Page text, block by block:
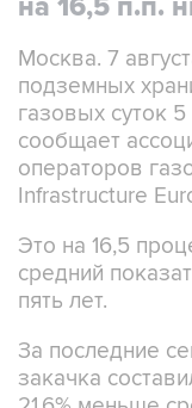
на 16,5 п.п.
Москва. 7
подземных
газовых суток
сообщает
операторов
Infrastructure
Это на 16,5
средний
пять лет.
За последние
закачка